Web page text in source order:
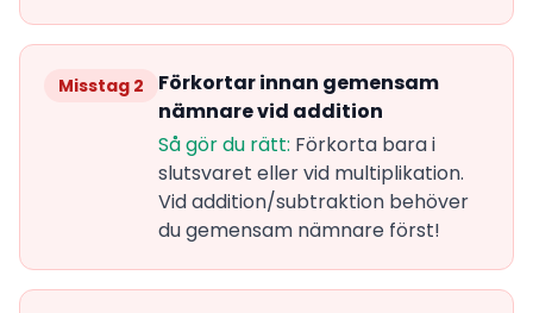
Misstag 2
Förkortar innan gemensam
nämnare vid addition
Så gör du rätt: Förkorta bara i
slutsvaret eller vid multiplikation.
Vid addition/subtraktion behöver
du gemensam nämnare först!